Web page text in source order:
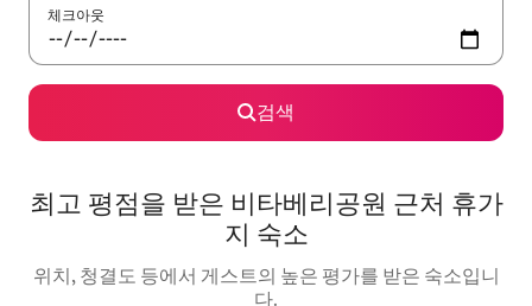
체크아웃
검색
최고 평점을 받은 비타베리공원 근처 휴가
지 숙소
위치, 청결도 등에서 게스트의 높은 평가를 받은 숙소입니
다.